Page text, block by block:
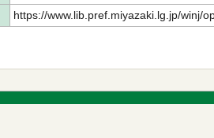
https://www.lib.pref.miyazaki.lg.jp/winj/